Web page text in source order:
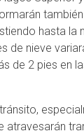
hasta la
de nieve
de 2 pies en
atravesarán